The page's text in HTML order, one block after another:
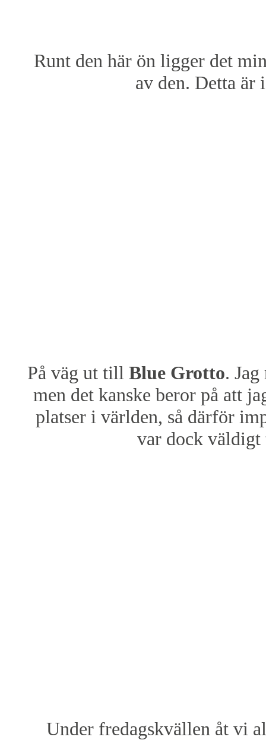
Runt den här ön ligger det
av den. Detta är
På väg ut tillBlue Grotto.
men det kanske beror på att
platser i världen, så därför
var dock
Under fredagskvällen åt vi